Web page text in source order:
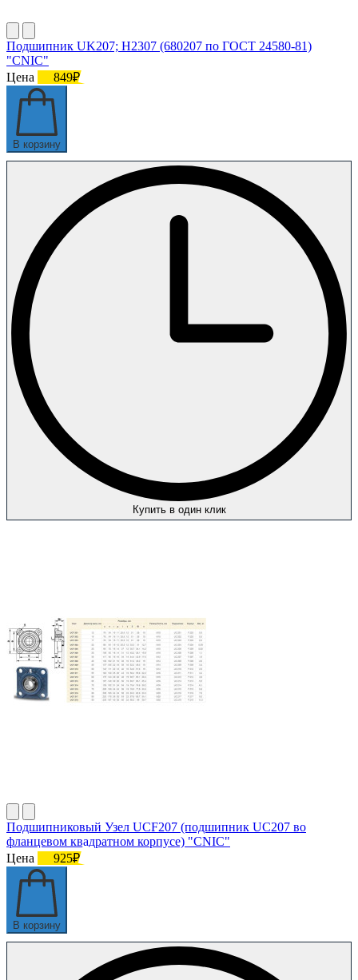
Подшипник UK207; H2307 (680207 по ГОСТ 24580-81)
"CNIC"
Цена
849₽
В корзину
Купить в один клик
Подшипниковый Узел UCF207 (подшипник UC207 во
фланцевом квадратном корпусе) "CNIC"
Цена
925₽
В корзину